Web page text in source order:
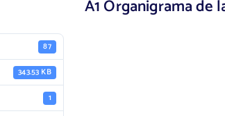
87
343.53 KB
1
A1 Organigrama de